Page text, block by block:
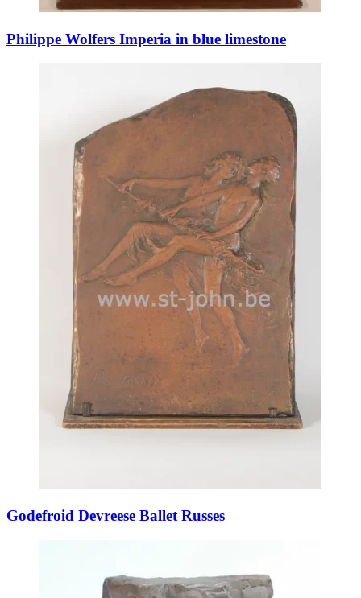
Philippe Wolfers Imperia in blue limestone
Godefroid Devreese Ballet Russes